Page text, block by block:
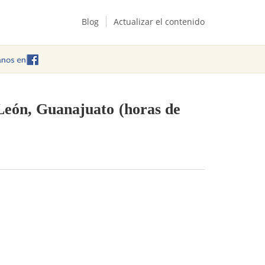
Blog Actualizar el contenido
Guanajuato (horas de